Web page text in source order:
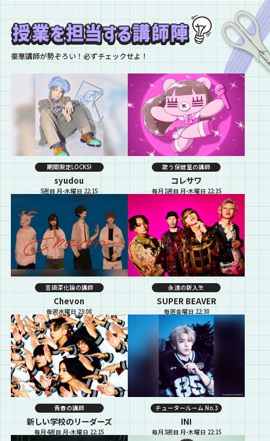
いた書き込みを紹介していきま
す！！ これから全国ツアーに参加
する生徒は、マストで聴いてくだ
さい…
豪華講師が勢ぞろい！必ずチェックせよ！
期間限定LOCKS!
syudou
5週目 月-木曜日 22:15
歌う保健室の講師
コレサワ
毎月1週目 月-木曜日 22:15
言語深化論の講師
Chevon
毎週水曜日 23:08
永遠の新入生
SUPER BEAVER
毎週金曜日 22:30
青春の講師
新しい学校のリーダーズ
毎月4週目 月-木曜日 22:15
チュータールーム No.3
INI
毎月3週目 月-木曜日 22:15